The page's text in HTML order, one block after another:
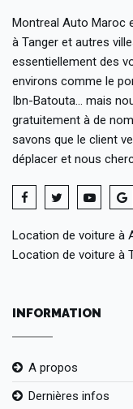
Montreal Auto Maroc
à Tanger et autres
essentiellement des
environs comme le
Ibn-Batouta... mais
gratuitement à de
savons que le client
déplacer et nous
Location de voiture à
Location de voiture à
INFORMATION
A propos
Dernières infos